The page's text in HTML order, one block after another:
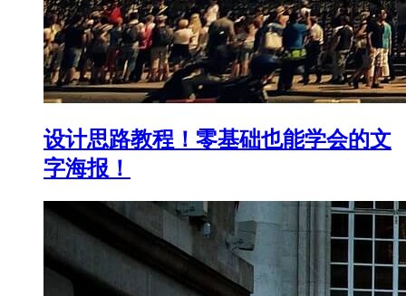
设计思路教程！零基础也能学会的文
字海报！